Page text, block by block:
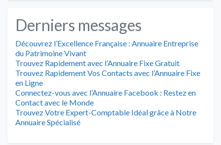
Derniers messages
Découvrez l’Excellence Française : Annuaire Entreprise
du Patrimoine Vivant
Trouvez Rapidement avec l’Annuaire Fixe Gratuit
Trouvez Rapidement Vos Contacts avec l’Annuaire Fixe
en Ligne
Connectez-vous avec l’Annuaire Facebook : Restez en
Contact avec le Monde
Trouvez Votre Expert-Comptable Idéal grâce à Notre
Annuaire Spécialisé